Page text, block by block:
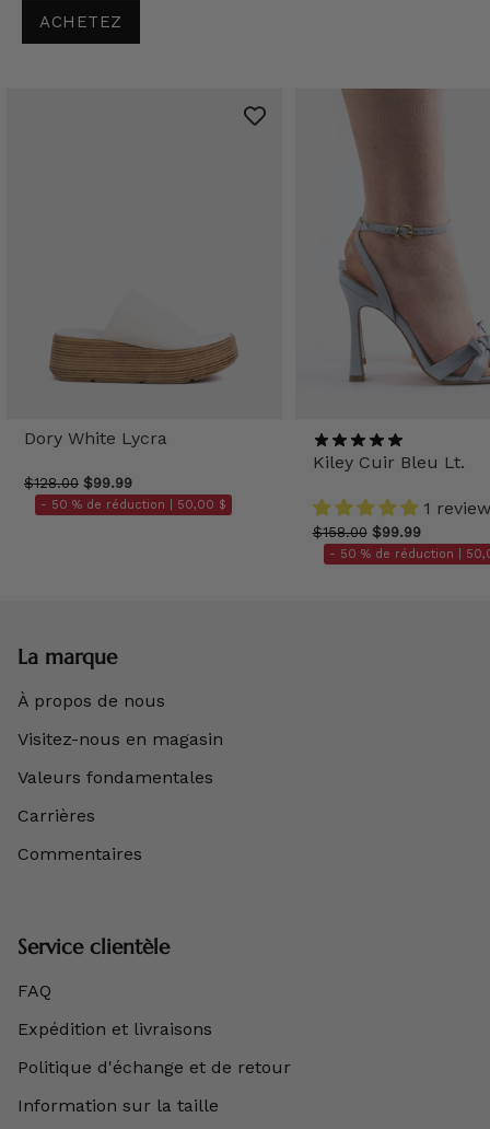
ACHETEZ
Dory White Lycra
$128.00 $99.99
- 50 % de réduction | 50,00 $
Kiley Cuir Bleu Lt.
1 review
$158.00 $99.99
- 50 % de réduction |
La marque
À propos de nous
Visitez-nous en magasin
Valeurs fondamentales
Carrières
Commentaires
Service clientèle
FAQ
Expédition et livraisons
Politique d'échange et de retour
Information sur la taille